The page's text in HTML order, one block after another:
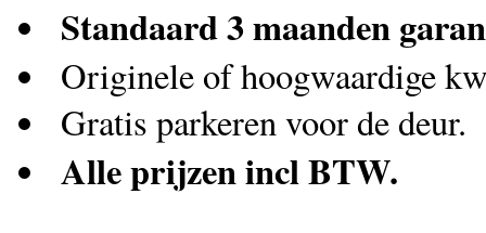
Standaard 3 maanden
Originele of hoogwaardige
Gratis parkeren voor de deur.
Alle prijzen incl BTW.